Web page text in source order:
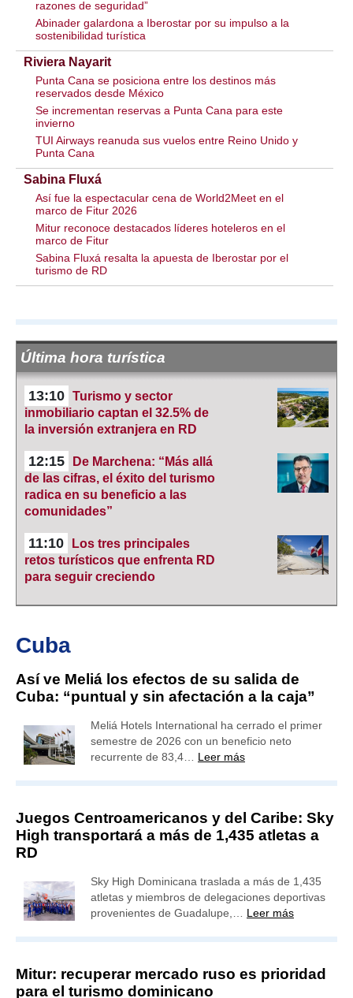
razones de seguridad”
Abinader galardona a Iberostar por su impulso a la
sostenibilidad turística
Riviera Nayarit
Punta Cana se posiciona entre los destinos más
reservados desde México
Se incrementan reservas a Punta Cana para este
invierno
TUI Airways reanuda sus vuelos entre Reino Unido y
Punta Cana
Sabina Fluxá
Así fue la espectacular cena de World2Meet en el
marco de Fitur 2026
Mitur reconoce destacados líderes hoteleros en el
marco de Fitur
Sabina Fluxá resalta la apuesta de Iberostar por el
turismo de RD
Última hora turística
13:10 Turismo y sector
inmobiliario captan el 32.5% de
la inversión extranjera en RD
12:15
De Marchena: “Más allá
de las cifras, el éxito del turismo
radica en su beneficio a las
comunidades”
11:10
Los tres principales
retos turísticos que enfrenta RD
para seguir creciendo
Cuba
Así ve Meliá los efectos de su salida de
Cuba: “puntual y sin afectación a la caja”
Meliá Hotels International ha cerrado el primer
semestre de 2026 con un beneficio neto
recurrente de 83,4… Leer más
Juegos Centroamericanos y del Caribe: Sky
High transportará a más de 1,435 atletas a
RD
Sky High Dominicana traslada a más de 1,435
atletas y miembros de delegaciones deportivas
provenientes de Guadalupe,… Leer más
Mitur: recuperar mercado ruso es prioridad
para el turismo dominicano